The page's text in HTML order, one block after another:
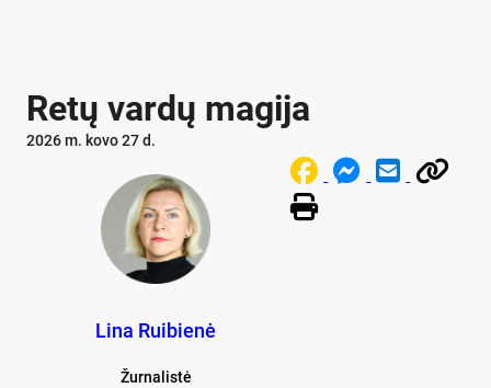
Re­tų var­dų ma­gi­ja
2026 m. kovo 27 d.
Lina Ruibienė
Žurnalistė